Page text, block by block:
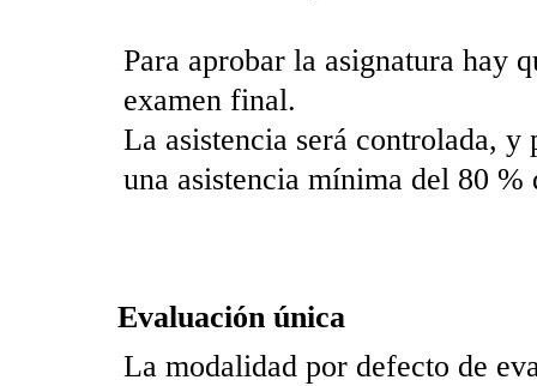
Para aprobar la asignatura hay
examen final.
La asistencia será controlada, y
una asistencia mínima del 80 %
Evaluación única
La modalidad por defecto de